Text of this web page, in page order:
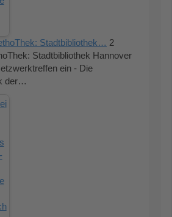
Stadtbibliothek… 2
Stadtbibliothek Hannover
ein - Die
der…